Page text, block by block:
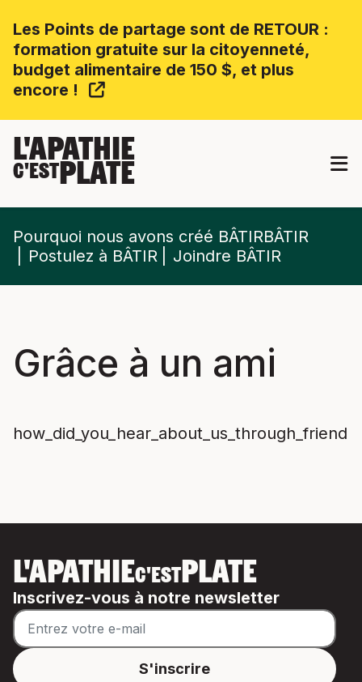
Les Points de partage sont de RETOUR :
formation gratuite sur la citoyenneté,
budget alimentaire de 150 $, et plus
encore !
L'APATHIE
C'ESTPLATE
Pourquoi nous avons créé BÂTIRBÂTIR
Postulez à BÂTIR
Joindre BÂTIR
Grâce à un ami
how_did_you_hear_about_us_through_friend
L'APATHIEC'ESTPLATE
Inscrivez-vous à notre newsletter